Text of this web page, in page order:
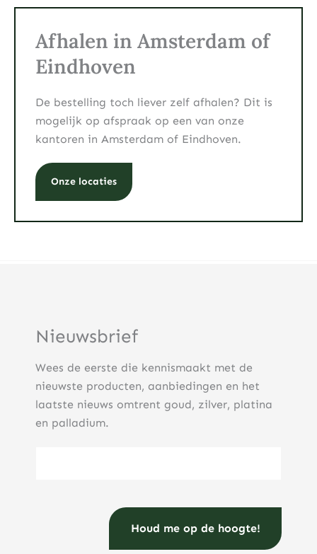
Afhalen in Amsterdam of
Eindhoven
De bestelling toch liever zelf afhalen? Dit is
mogelijk op afspraak op een van onze
kantoren in Amsterdam of Eindhoven.
Onze locaties
Nieuwsbrief
Wees de eerste die kennismaakt met de
nieuwste producten, aanbiedingen en het
laatste nieuws omtrent goud, zilver, platina
en palladium.